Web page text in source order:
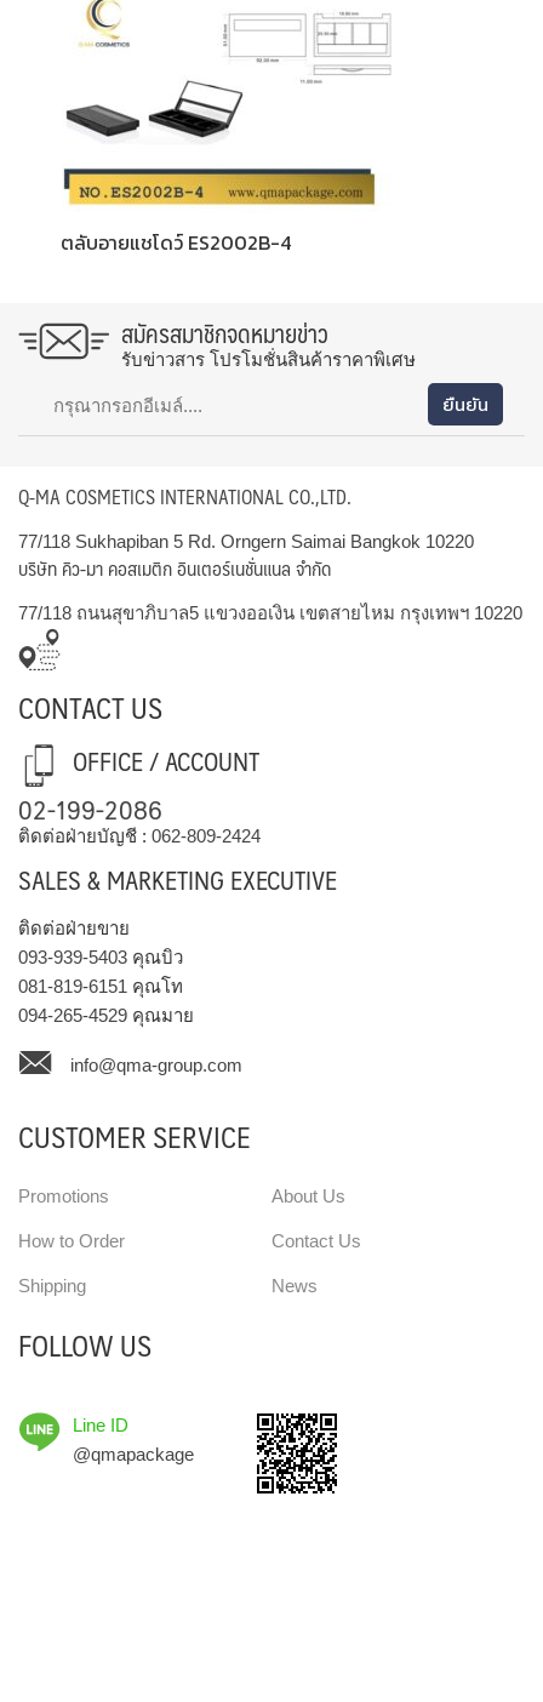
ตลับอายแชโดว์ ES2002B-4
สมัครสมาชิกจดหมายข่าว
รับข่าวสาร โปรโมชั่นสินค้าราคาพิเศษ
Q-MA COSMETICS INTERNATIONAL CO.,LTD.
77/118 Sukhapiban 5 Rd. Orngern Saimai Bangkok 10220
บริษัท คิว-มา คอสเมติก อินเตอร์เนชั่นแนล จำกัด
77/118 ถนนสุขาภิบาล5 แขวงออเงิน เขตสายไหม กรุงเทพฯ 10220
CONTACT US
OFFICE / ACCOUNT
02-199-2086
ติดต่อฝ่ายบัญชี : 062-809-2424
SALES & MARKETING EXECUTIVE
ติดต่อฝ่ายขาย
093-939-5403 คุณบิว
081-819-6151 คุณโท
094-265-4529 คุณมาย
info@qma-group.com
CUSTOMER SERVICE
Promotions
How to Order
Shipping
About Us
Contact Us
News
FOLLOW US
Line ID
@qmapackage